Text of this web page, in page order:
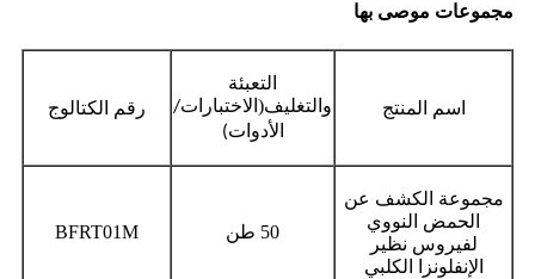
مجموعات موصى بها
اسم المنتج
التعبئة
والتغليف( الاختبارات/
الأدوات)
رقم الكتالوج
مجموعة الكشف عن
الحمض النووي
لفيروس نظير
الإنفلونزا الكلبي
50 طن BFRT01M